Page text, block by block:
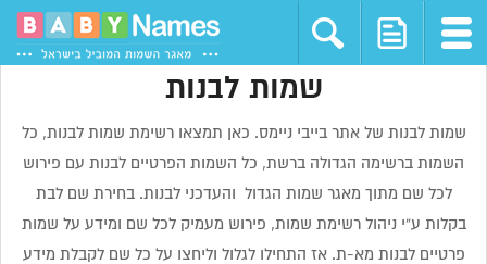
שמות לבנות
שמות לבנות של אתר בייבי ניימס. כאן תמצאו רשימת שמות לבנות, כל
השמות ברשימה הגדולה ברשת, כל השמות הפרטיים לבנות עם פירוש
לכל שם מתוך מאגר שמות הגדול והעדכני לבנות. בחירת שם לבת
בקלות ע”י ניהול רשימת שמות, פירוש מעמיק לכל שם ומידע על שמות
פרטיים לבנות מא-ת. אז התחילו לגלול וליחצו על כל שם לקבלת מידע